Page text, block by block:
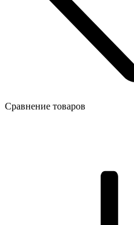
Сравнение товаров